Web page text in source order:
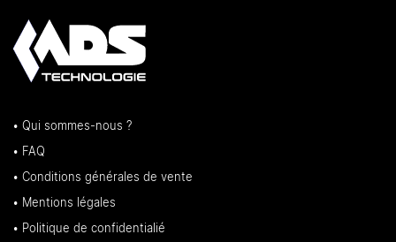
• Qui sommes-nous ?
• FAQ
• Conditions générales de vente
• Mentions légales
• Politique de confidentialié